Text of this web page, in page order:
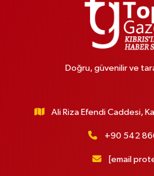
Doğru, güvenilir ve
Ali Riza Efendi Caddesi,
+90 542
[email